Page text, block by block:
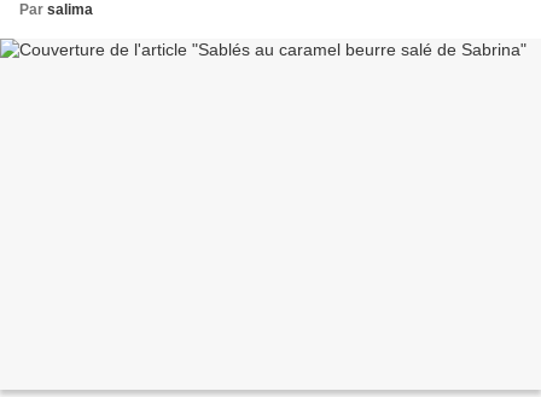
Par salima